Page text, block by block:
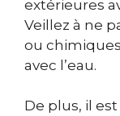
extérieures
Veillez à ne
ou
avec l’eau.
De plus, il